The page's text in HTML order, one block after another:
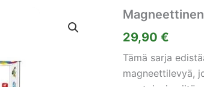
29,90 €
Tämä sarja
magneettilevyä,